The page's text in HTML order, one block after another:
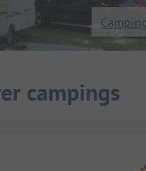
campings